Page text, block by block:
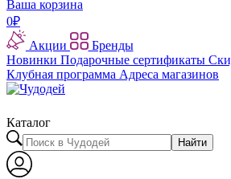
Ваша корзина
0₽
Акции
Бренды
Новинки Подарочные сертификаты
Клубная программа Адреса магазинов
Каталог
Найти